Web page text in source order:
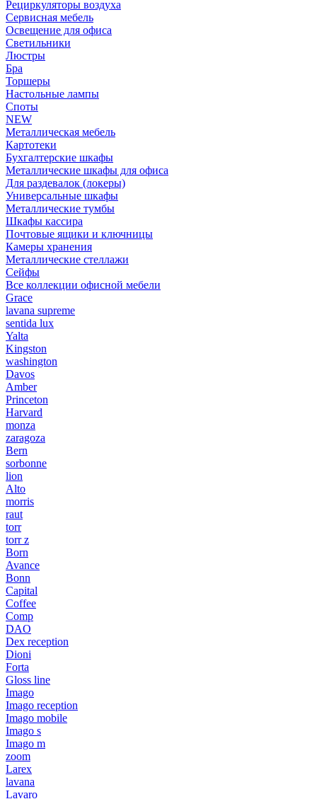
Рециркуляторы воздуха
Сервисная мебель
Освещение для офиса
Светильники
Люстры
Бра
Торшеры
Настольные лампы
Споты
NEW
Металлическая мебель
Картотеки
Бухгалтерские шкафы
Металлические шкафы для офиса
Для раздевалок (локеры)
Универсальные шкафы
Металлические тумбы
Шкафы кассира
Почтовые ящики и ключницы
Камеры хранения
Металлические стеллажи
Сейфы
Все коллекции офисной мебели
Grace
lavana supreme
sentida lux
Yalta
Kingston
washington
Davos
Amber
Princeton
Harvard
monza
zaragoza
Bern
sorbonne
lion
Alto
morris
raut
torr
torr z
Born
Avance
Bonn
Capital
Coffee
Comp
DAO
Dex reception
Dioni
Forta
Gloss line
Imago
Imago reception
Imago mobile
Imago s
Imago m
zoom
Larex
lavana
Lavaro